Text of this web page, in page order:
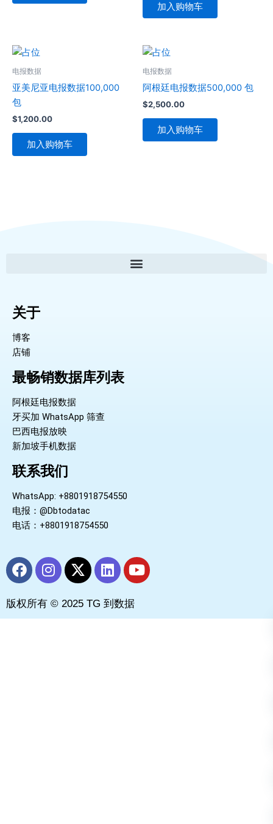
加入购物车
电报数据
亚美尼亚电报数据100,000
包
$1,200.00
加入购物车
电报数据
阿根廷电报数据500,000 包
$2,500.00
加入购物车
关于
博客
店铺
最畅销数据库列表
阿根廷电报数据
牙买加 WhatsApp 筛查
巴西电报放映
新加坡手机数据
联系我们
WhatsApp: +8801918754550
电报：@Dbtodatac
电话：+8801918754550
F
a
e
b
I
n
t
a
X
-
w
i
L
i
k
e
Y
o
u
版权所有 © 2025 TG 到数据